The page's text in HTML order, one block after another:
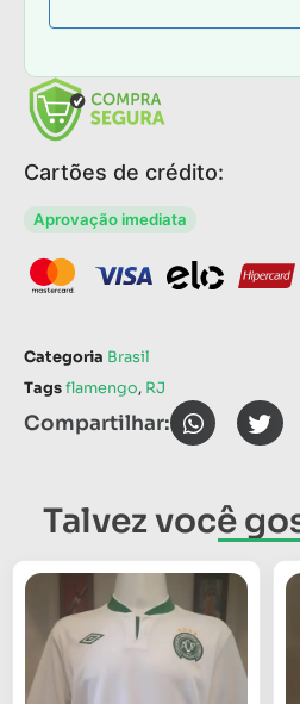
Cartões de crédito:
Aprovação imediata
Categoria Brasil
Tagsflamengo, RJ
Compartilhar:
Talvez você